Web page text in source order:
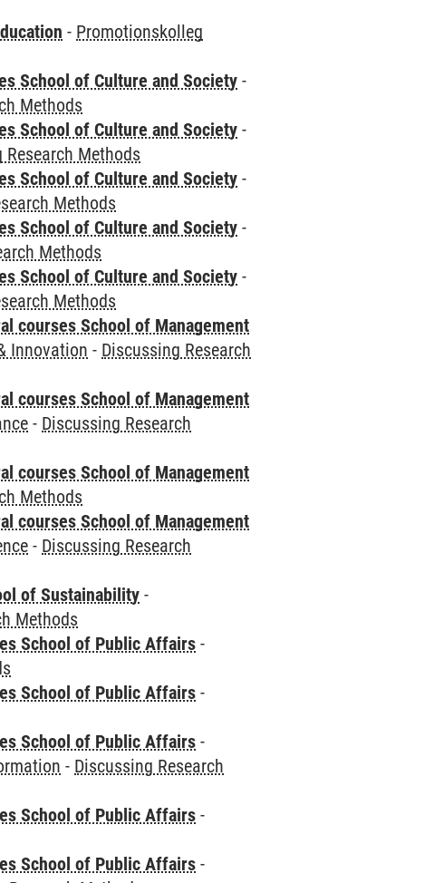
- Promotionskolleg
School of Culture and Society -
Methods
School of Culture and Society -
Research Methods
School of Culture and Society -
Methods
School of Culture and Society -
Methods
School of Culture and Society -
Methods
courses School of Management
Innovation - Discussing Research
courses School of Management
- Discussing Research
courses School of Management
Methods
courses School of Management
- Discussing Research
of Sustainability -
Methods
School of Public Affairs -
School of Public Affairs -
School of Public Affairs -
- Discussing Research
School of Public Affairs -
School of Public Affairs -